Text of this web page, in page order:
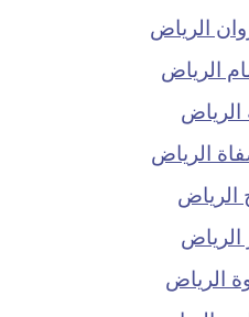
الرياض
الرياض
الرياض
الرياض